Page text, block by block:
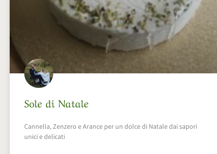
Sole di Natale
Cannella, Zenzero e Arance per un dolce di Natale dai sapori
unici e delicati